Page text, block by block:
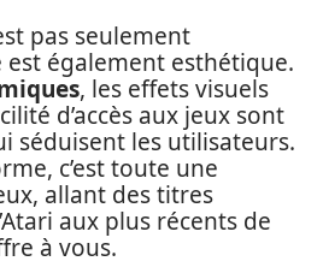
pas seulement
également esthétique.
, les effets visuels
d’accès aux jeux sont
séduisent les utilisateurs.
c’est toute une
allant des titres
aux plus récents de
à vous.